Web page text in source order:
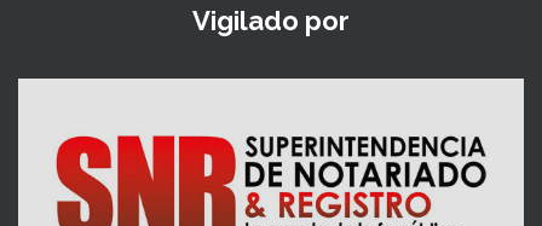
Vigilado por